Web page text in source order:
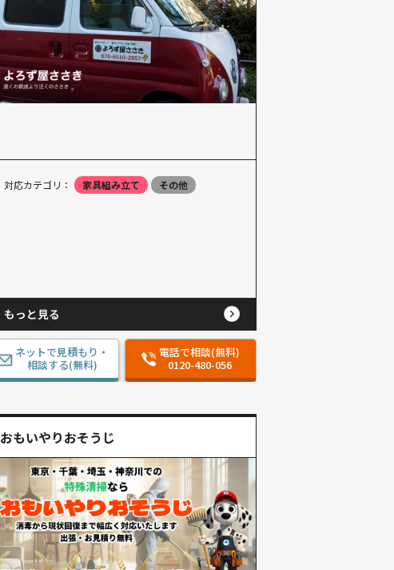
対応カテゴリ： 家具組み立て その他
もっと見る
ネットで見積もり・
相談する(無料)
電話で相談(無料)
0120-480-056
おもいやりおそうじ